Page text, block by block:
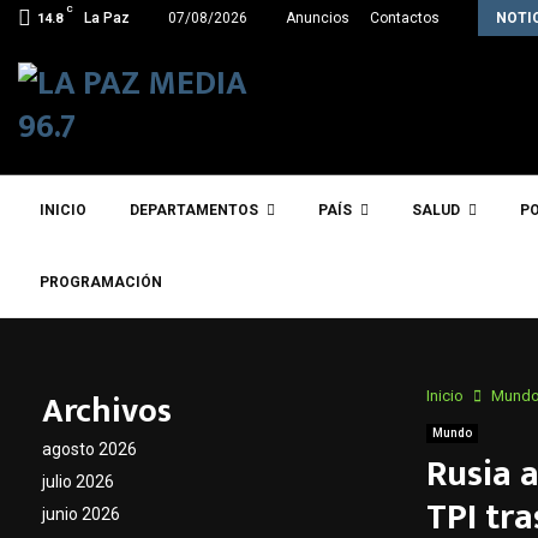
14.8
C
La Paz 07/08/2026 Anuncios Contactos
Excombatientes de Ñancahuazú y Teoponte
INICIO DEPARTAMENTOS PAÍS SALUD
PROGRAMACIÓN
Inicio
Mundo
Rusia
TPI
Archivos
agosto 2026
julio 2026
junio 2026